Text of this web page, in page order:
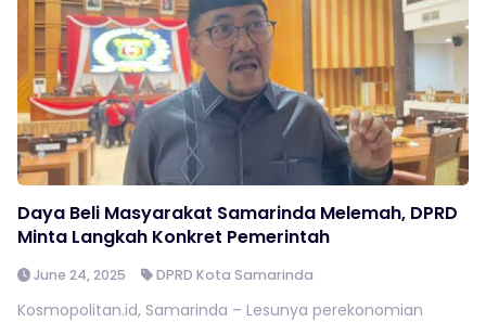
Daya Beli Masyarakat Samarinda Melemah, DPRD
Minta Langkah Konkret Pemerintah
June 24, 2025 DPRD Kota Samarinda
Kosmopolitan.id, Samarinda – Lesunya perekonomian